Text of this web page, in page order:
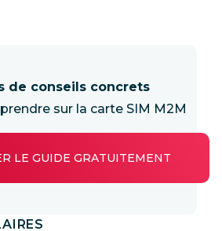
de conseils concrets
sur la carte SIM M2M
LE GUIDE GRATUITEMENT